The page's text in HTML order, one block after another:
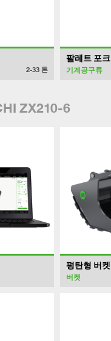
2-33 톤
팔레트 포크
기계공구류
ZX210-6
평탄형 버켓
버켓